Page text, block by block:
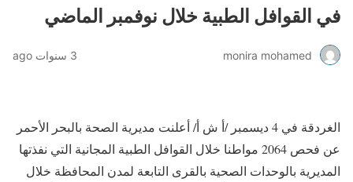
في القوافل الطبية خلال نوفمبر الماضي
monira mohamed 3 سنوات ago
الغردقة في 4 ديسمبر /أ ش أ/ أعلنت مديرية الصحة بالبحر الأحمر
عن فحص 2064 مواطنا خلال القوافل الطبية المجانية التي نفذتها
المديرية بالوحدات الصحية بالقرى التابعة لمدن المحافظة خلال